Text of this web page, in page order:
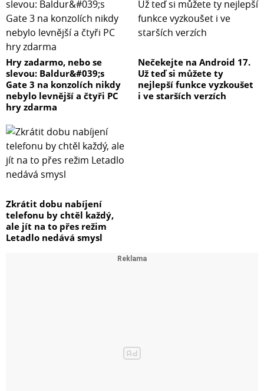
Hry zadarmo, nebo se
slevou: Baldur&#039;s
Gate 3 na konzolích nikdy
nebylo levnější a čtyři PC
hry zdarma
Nečekejte na Android 17.
Už teď si můžete ty
nejlepší funkce vyzkoušet
i ve starších verzích
Zkrátit dobu nabíjení
telefonu by chtěl každý,
ale jít na to přes režim
Letadlo nedává smysl